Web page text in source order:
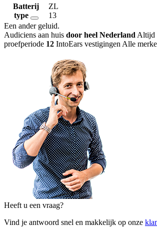
Batterij
type
ZL
13
Een ander geluid.
Audiciens aan huis door heel Nederland Altijd
proefperiode 12 IntoEars vestigingen Alle
Heeft u een vraag?
Vind je antwoord snel en makkelijk op onze